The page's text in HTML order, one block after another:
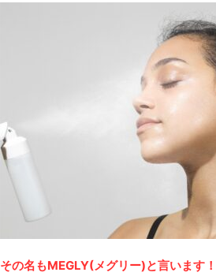
その名もMEGLY(メグリー)と言います！